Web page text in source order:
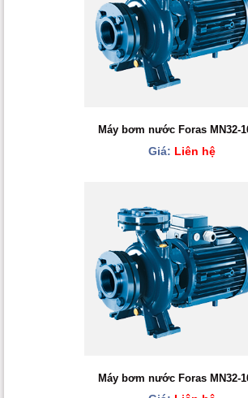
Máy bơm nước Foras MN32-
Giá: Liên hệ
Máy bơm nước Foras MN32-